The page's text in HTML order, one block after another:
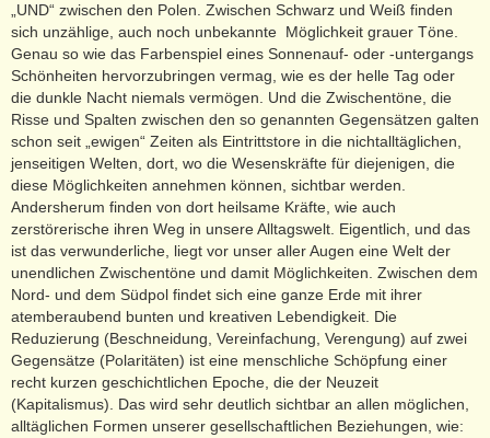
„UND“ zwischen den Polen. Zwischen Schwarz und Weiß finden
sich unzählige, auch noch unbekannte Möglichkeit grauer Töne.
Genau so wie das Farbenspiel eines Sonnenauf- oder -untergangs
Schönheiten hervorzubringen vermag, wie es der helle Tag oder
die dunkle Nacht niemals vermögen. Und die Zwischentöne, die
Risse und Spalten zwischen den so genannten Gegensätzen galten
schon seit „ewigen“ Zeiten als Eintrittstore in die nichtalltäglichen,
jenseitigen Welten, dort, wo die Wesenskräfte für diejenigen, die
diese Möglichkeiten annehmen können, sichtbar werden.
Andersherum finden von dort heilsame Kräfte, wie auch
zerstörerische ihren Weg in unsere Alltagswelt. Eigentlich, und das
ist das verwunderliche, liegt vor unser aller Augen eine Welt der
unendlichen Zwischentöne und damit Möglichkeiten. Zwischen dem
Nord- und dem Südpol findet sich eine ganze Erde mit ihrer
atemberaubend bunten und kreativen Lebendigkeit. Die
Reduzierung (Beschneidung, Vereinfachung, Verengung) auf zwei
Gegensätze (Polaritäten) ist eine menschliche Schöpfung einer
recht kurzen geschichtlichen Epoche, die der Neuzeit
(Kapitalismus). Das wird sehr deutlich sichtbar an allen möglichen,
alltäglichen Formen unserer gesellschaftlichen Beziehungen, wie: